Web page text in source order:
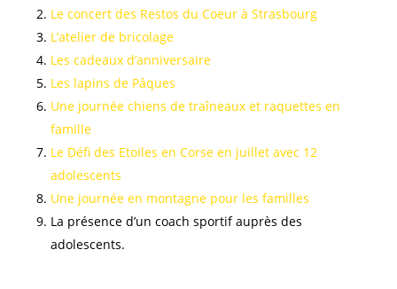
Le concert des Restos du Coeur à Strasbourg
L’atelier de bricolage
Les cadeaux d’anniversaire
Les lapins de Pâques
Une journée chiens de traîneaux et raquettes en
famille
Le Défi des Etoiles en Corse en juillet avec 12
adolescents
Une journée en montagne pour les familles
La présence d’un coach sportif auprès des
adolescents.